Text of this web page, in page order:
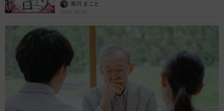
海川 まこと
2026.08.08